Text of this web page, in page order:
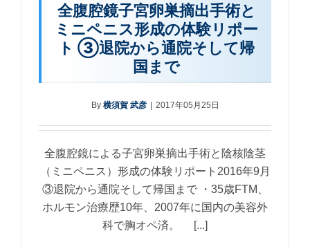
全腹腔鏡子宮卵巣摘出手術と
ミニペニス形成の体験リポー
ト ③退院から通院そして帰
国まで
By 横須賀 武彦 | 2017年05月25日
全腹腔鏡による子宮卵巣摘出手術と陰核陰茎
（ミニペニス）形成の体験リポート2016年9月
③退院から通院そして帰国まで ・35歳FTM、
ホルモン治療歴10年、2007年に国内の美容外
科で胸オペ済。 [...]